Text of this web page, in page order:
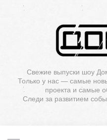
Свежие выпуски шоу
Только у нас — самые
проекта и самые
Следи за развитием